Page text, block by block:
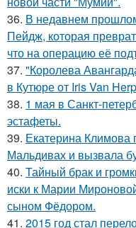
36. В недавнем
Пейдж, которая
что на операцию её
37. "Королева
в Кутюре от Iris Van
38. 1 мая в Санкт-
эстафеты.
39. Екатерина Климова
Мальдивах и вызвала
40. Тайный брак и
иски к Марии
сыном Фёдором.
41. 2015 год стал